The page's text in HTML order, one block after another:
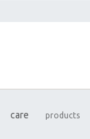
care products